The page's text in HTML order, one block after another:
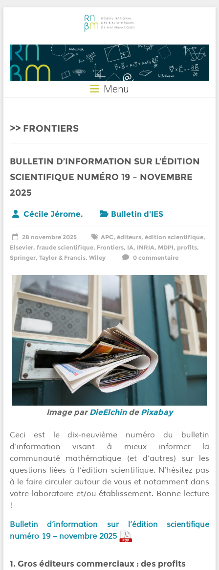
RNBM
Menu
FRONTIERS
BULLETIN D’INFORMATION SUR L’ÉDITION
SCIENTIFIQUE NUMÉRO 19 – NOVEMBRE
2025
Cécile Jérome. Bulletin d'IES
28 novembre 2025 APC, éditeurs, édition scientifique,
Elsevier, fraude scientifique, Frontiers, IA, INRIA, MDPI, profits,
Springer, Taylor & Francis, Wiley 0 commentaire
Image par DieElchinde Pixabay
Ceci est le dix-neuvième numéro du bulletin
d’information visant à mieux informer la
communauté mathématique (et d’autres) sur les
questions liées à l’édition scientifique. N’hésitez pas
à le faire circuler autour de vous et notamment dans
votre laboratoire et/ou établissement. Bonne lecture
!
Bulletin d’information sur l’édition scientifique
numéro 19 – novembre 2025
1. Gros éditeurs commerciaux : des profits